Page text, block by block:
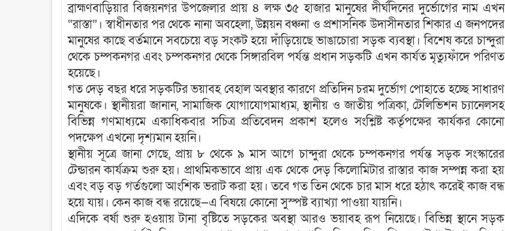
‎ব্রাহ্মণবাড়িয়ার বিজয়নগর উপজেলার প্রায় ৪ লক্ষ ৩৫ হাজার মানুষের দীর্ঘদিনের দুর্ভোগের নাম এখন
“রাস্তা”। স্বাধীনতার পর থেকে নানা অবহেলা, উন্নয়ন বঞ্চনা ও প্রশাসনিক উদাসীনতার শিকার এ জনপদের
মানুষের কাছে বর্তমানে সবচেয়ে বড় সংকট হয়ে দাঁড়িয়েছে ভাঙাচোরা সড়ক ব্যবস্থা। বিশেষ করে চান্দুরা
থেকে চম্পকনগর এবং চম্পকনগর থেকে সিঙ্গারবিল পর্যন্ত প্রধান সড়কটি এখন কার্যত মৃত্যুফাঁদে পরিণত
হয়েছে।
‎গত দেড় বছর ধরে সড়কটির ভয়াবহ বেহাল অবস্থার কারণে প্রতিদিন চরম দুর্ভোগ পোহাতে হচ্ছে সাধারণ
মানুষকে। স্থানীয়রা জানান, সামাজিক যোগাযোগমাধ্যম, স্থানীয় ও জাতীয় পত্রিকা, টেলিভিশন চ্যানেলসহ
বিভিন্ন গণমাধ্যমে একাধিকবার সচিত্র প্রতিবেদন প্রকাশ হলেও সংশ্লিষ্ট কর্তৃপক্ষের কার্যকর কোনো
পদক্ষেপ এখনো দৃশ্যমান হয়নি।
‎স্থানীয় সূত্রে জানা গেছে, প্রায় ৮ থেকে ৯ মাস আগে চান্দুরা থেকে চম্পকনগর পর্যন্ত সড়ক সংস্কারের
টেন্ডারন কার্যক্রম শুরু হয়। প্রাথমিকভাবে প্রায় এক থেকে দেড় কিলোমিটার রাস্তার কাজ সম্পন্ন করা হয়
এবং বড় বড় গর্তগুলো আংশিক ভরাট করা হয়। তবে গত তিন থেকে চার মাস ধরে হঠাৎ করেই কাজ বন্ধ
হয়ে যায়। কেন কাজ বন্ধ রয়েছে—এ বিষয়ে কোনো সুস্পষ্ট ব্যাখ্যা পাওয়া যায়নি।
‎এদিকে বর্ষা শুরু হওয়ায় টানা বৃষ্টিতে সড়কের অবস্থা আরও ভয়াবহ রূপ নিয়েছে। বিভিন্ন স্থানে সড়ক